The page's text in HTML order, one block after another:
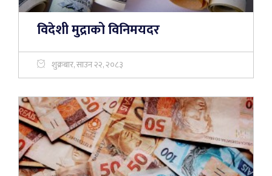
विदेशी मुद्राको विनिमयदर
शुक्रबार, साउन २२, २०८३